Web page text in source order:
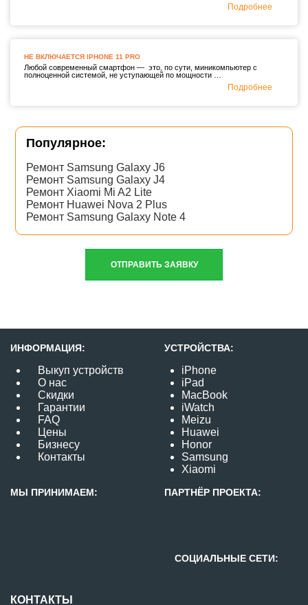
Подробнее
НЕ ВКЛЮЧАЕТСЯ IPHONE 11 PRO
Любой современный смартфон — это, по сути, миникомпьютер с
полноценной системой, не уступающей по мощности …
Подробнее
Популярное:
Ремонт Samsung Galaxy J6
Ремонт Samsung Galaxy J4
Ремонт Xiaomi Mi A2 Lite
Ремонт Huawei Nova 2 Plus
Ремонт Samsung Galaxy Note 4
ОТПРАВИТЬ ЗАЯВКУ
МЫ ПРИНИМАЕМ:
ИНФОРМАЦИЯ:
Выкуп устройств
О нас
Скидки
Гарантии
FAQ
Цены
Бизнесу
Контакты
УСТРОЙСТВА:
iPhone
iPad
MacBook
iWatch
Meizu
Huawei
Honor
Samsung
Xiaomi
ПАРТНЁР ПРОЕКТА:
СОЦИАЛЬНЫЕ СЕТИ:
КОНТАКТЫ